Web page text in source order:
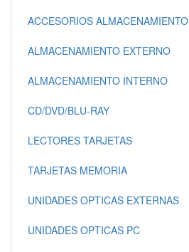
ACCESORIOS ALMACENAMIENTO
ALMACENAMIENTO EXTERNO
ALMACENAMIENTO INTERNO
CD/DVD/BLU-RAY
LECTORES TARJETAS
TARJETAS MEMORIA
UNIDADES OPTICAS EXTERNAS
UNIDADES OPTICAS PC